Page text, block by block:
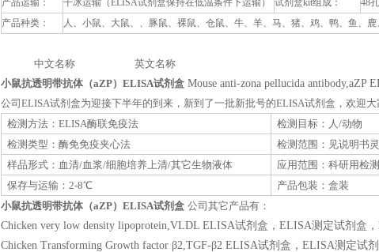
产品运输：
干冰运输（ELISA试剂盒保持在低温条件下运输） 试剂盒kit组成：
48
产品种类：
人、小鼠、大鼠、、豚鼠、裸鼠、仓鼠、牛、羊、马、猪、鸡、鸭、鱼、
中文名称 英文名称
小鼠抗透明带抗体（aZP）ELISA试剂盒 Mouse anti-zona pellucida antibody,aZP
公司ELISA试剂盒为迎接下半年的到来，新到了一批新批号的ELISA试剂盒，欢迎大
检测方法：ELISA酶联免疫法
检测目标：人/动物
检测类型：酶免免疫夹心法
检测范围：见说明书
样品形式：血清/血浆/细胞培养上清/其它生物液体
应用范围：科研用检
保存与运输：2-8℃
产品包装：盒装
小鼠抗透明带抗体（aZP）ELISA试剂盒 公司其它产品有：
Chicken very low density lipoprotein,VLDL ELISA试剂盒，ELISA测定试剂盒
Chicken Transforming Growth factor β2,TGF-β2 ELISA试剂盒，ELISA测定试